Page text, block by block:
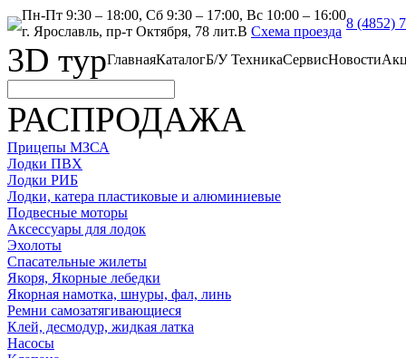
Пн-Пт 9:30 – 18:00, Сб 9:30 – 17:00, Вс 10:00 – 16:00
г. Ярославль, пр-т Октября, 78 лит.В Схема проезда
8 (4852)
3D турГлавнаяКаталогБ/У ТехникаСервисНовости
РАСПРОДАЖА
Прицепы МЗСА
Лодки ПВХ
Лодки РИБ
Лодки, катера пластиковые и алюминиевые
Подвесные моторы
Аксессуары для лодок
Эхолоты
Спасательные жилеты
Якоря, Якорные лебедки
Якорная намотка, шнуры, фал, линь
Ремни самозатягивающиеся
Клей, десмодур, жидкая латка
Насосы